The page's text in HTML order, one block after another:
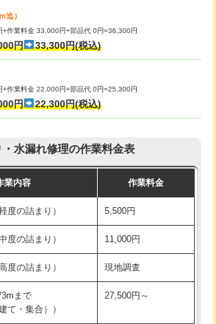
削・埋め戻し作業）
㎝未満）
㎝以上）
（厚さ10㎝まで）
さ10㎝超え） 38,500円
38,500円
22,000円
16,500円
現場見積
加工など（中作業）
防水処理・清掃・修
加工など（重作業）
33,000円
ク）
)
・排水トラップ
22,000円+材料費
合水栓）
迄）
+作業料金 33,000円+部品代 0円=36,300円
円 33,300円(税込)
+作業料金 22,000円+部品代 0円=25,300円
円 22,300円(税込)
水漏れ修理の作業料金表
業内容 作業料金
度の詰まり） 5,500円
度の詰まり） 11,000円
度の詰まり） 現地調査
まで
て・集合））
27,500円～